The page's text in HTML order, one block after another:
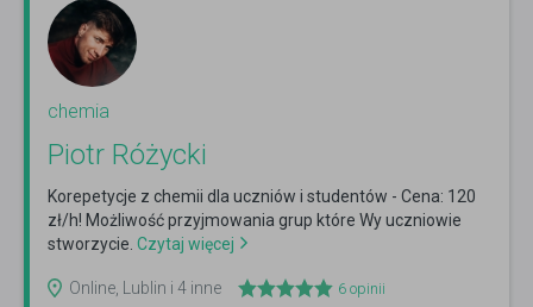
chemia
Piotr Różycki
Korepetycje z chemii dla uczniów i studentów - Cena: 120
zł/h! Możliwość przyjmowania grup które Wy uczniowie
stworzycie. Czytaj więcej
Online, Lublin i 4 inne 6 opinii